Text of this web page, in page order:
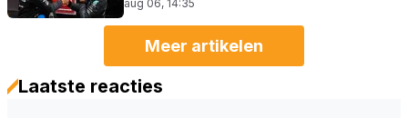
aug 06, 14:35
Meer artikelen
Laatste reacties